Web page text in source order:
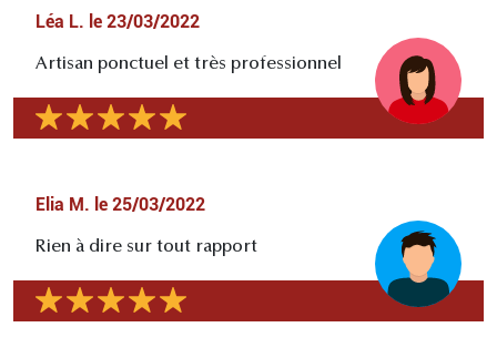
Léa L. le 23/03/2022
Artisan ponctuel et très professionnel
Elia M. le 25/03/2022
Rien à dire sur tout rapport